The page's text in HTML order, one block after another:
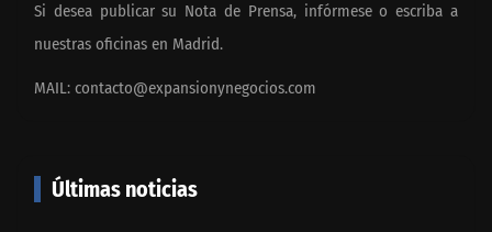
Si desea publicar su Nota de Prensa, infórmese o escriba a
nuestras oficinas en Madrid.
MAIL: contacto@expansionynegocios.com
Últimas noticias